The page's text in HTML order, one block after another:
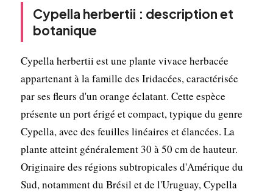
Cypella herbertii : description et
botanique
Cypella herbertii est une plante vivace herbacée
appartenant à la famille des Iridacées, caractérisée
par ses fleurs d'un orange éclatant. Cette espèce
présente un port érigé et compact, typique du genre
Cypella, avec des feuilles linéaires et élancées. La
plante atteint généralement 30 à 50 cm de hauteur.
Originaire des régions subtropicales d'Amérique du
Sud, notamment du Brésil et de l'Uruguay, Cypella